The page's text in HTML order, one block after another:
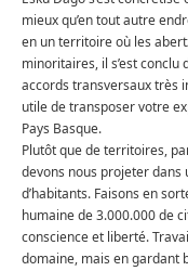
mieux qu’en tout autre
en un territoire où les
minoritaires, il s’est conclu
accords transversaux très
utile de transposer votre
Pays Basque.
Plutôt que de territoires,
devons nous projeter dans
d’habitants. Faisons en
humaine de 3.000.000 de
conscience et liberté.
domaine, mais en gardant